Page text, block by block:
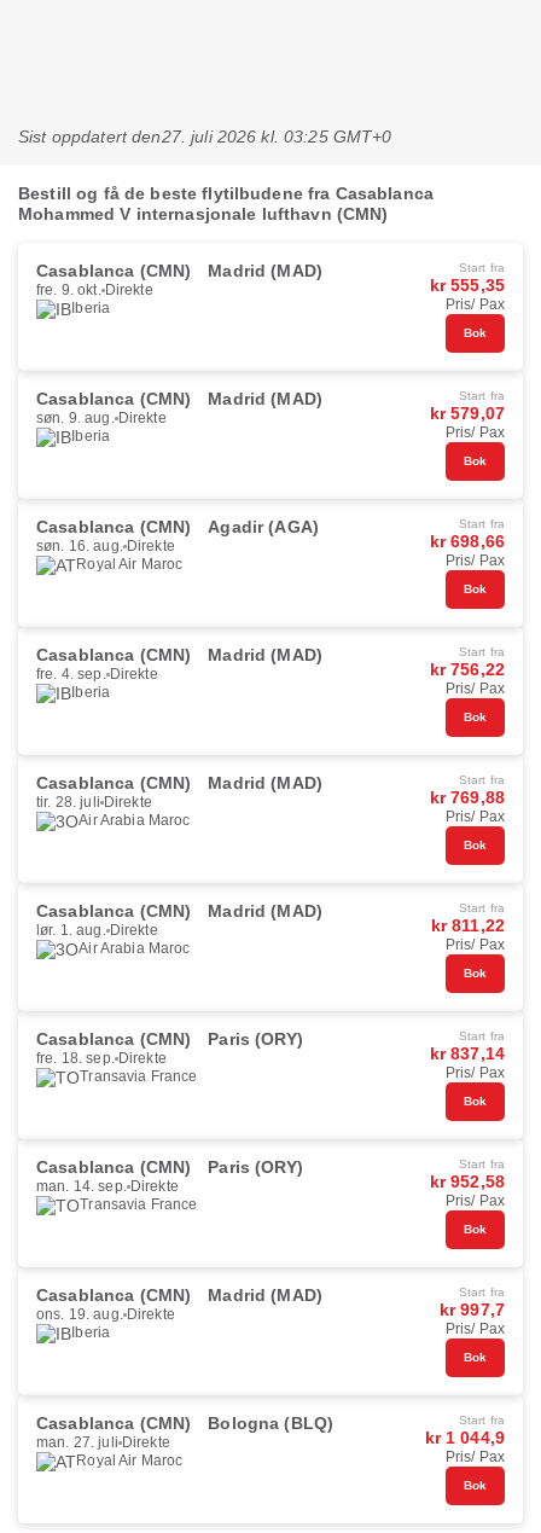
Sist oppdatert den27. juli 2026 kl. 03:25 GMT+0
Bestill og få de beste flytilbudene fra Casablanca
Mohammed V internasjonale lufthavn (CMN)
Casablanca (CMN) Madrid (MAD)
fre. 9. okt. Direkte
Iberia
Start fra
kr 555,35
Pris/ Pax
Bok
Casablanca (CMN) Madrid (MAD)
søn. 9. aug. Direkte
Iberia
Start fra
kr 579,07
Pris/ Pax
Bok
Casablanca (CMN) Agadir (AGA)
søn. 16. aug. Direkte
Royal Air Maroc
Start fra
kr 698,66
Pris/ Pax
Bok
Casablanca (CMN) Madrid (MAD)
fre. 4. sep. Direkte
Iberia
Start fra
kr 756,22
Pris/ Pax
Bok
Casablanca (CMN) Madrid (MAD)
tir. 28. juli Direkte
Air Arabia Maroc
Start fra
kr 769,88
Pris/ Pax
Bok
Casablanca (CMN) Madrid (MAD)
lør. 1. aug. Direkte
Air Arabia Maroc
Start fra
kr 811,22
Pris/ Pax
Bok
Casablanca (CMN) Paris (ORY)
fre. 18. sep. Direkte
Transavia France
Start fra
kr 837,14
Pris/ Pax
Bok
Casablanca (CMN) Paris (ORY)
man. 14. sep. Direkte
Transavia France
Start fra
kr 952,58
Pris/ Pax
Bok
Casablanca (CMN) Madrid (MAD)
ons. 19. aug. Direkte
Iberia
Start fra
kr 997,7
Pris/ Pax
Bok
Casablanca (CMN) Bologna (BLQ)
man. 27. juli Direkte
Royal Air Maroc
Start fra
kr 1 044,9
Pris/ Pax
Bok